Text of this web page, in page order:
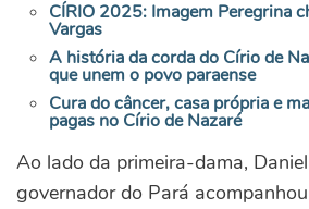
CÍRIO 2025: Imagem Peregrina
Vargas
A história da corda do Círio de
que unem o povo paraense
Cura do câncer, casa própria e
pagas no Círio de Nazaré
Ao lado da primeira-dama,
governador do Pará